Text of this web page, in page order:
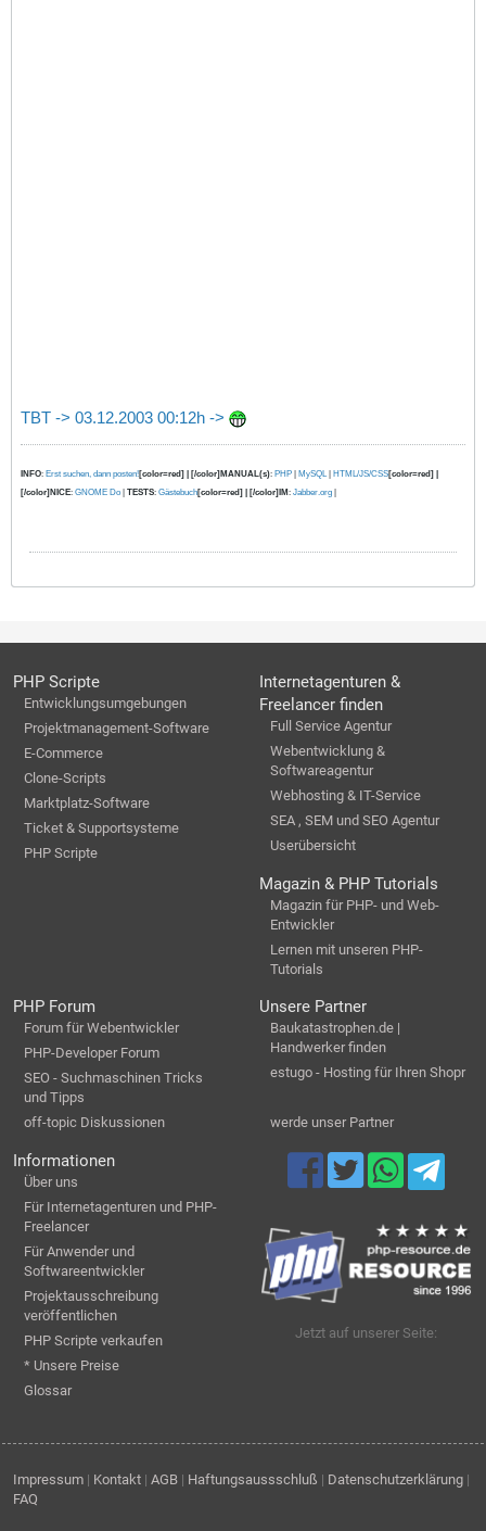
TBT -> 03.12.2003 00:12h ->
INFO: Erst suchen, dann posten![color=red] | [/color]MANUAL(s): PHP MySQL HTML/JS/CSS[color=red] |
[/color]NICE: GNOME Do TESTS: Gästebuch[color=red] | [/color]IM : Jabber.org
PHP Scripte
Entwicklungsumgebungen
Projektmanagement-Software
E-Commerce
Clone-Scripts
Marktplatz-Software
Ticket & Supportsysteme
PHP Scripte
Internetagenturen &
Freelancer finden
Full Service Agentur
Webentwicklung &
Softwareagentur
Webhosting & IT-Service
SEA , SEM und SEO Agentur
Userübersicht
Magazin & PHP Tutorials
Magazin für PHP- und Web-
Entwickler
Lernen mit unseren PHP-
Tutorials
PHP Forum
Forum für Webentwickler
PHP-Developer Forum
SEO - Suchmaschinen Tricks
und Tipps
off-topic Diskussionen
Unsere Partner
Baukatastrophen.de |
Handwerker finden
estugo - Hosting für Ihren Shopr
werde unser Partner
Informationen
Über uns
Für Internetagenturen und PHP-
Freelancer
Für Anwender und
Softwareentwickler
Projektausschreibung
veröffentlichen
PHP Scripte verkaufen
* Unsere Preise
Glossar
Jetzt auf unserer Seite:
Impressum | Kontakt | AGB | Haftungsaussschluß | Datenschutzerklärung |
FAQ